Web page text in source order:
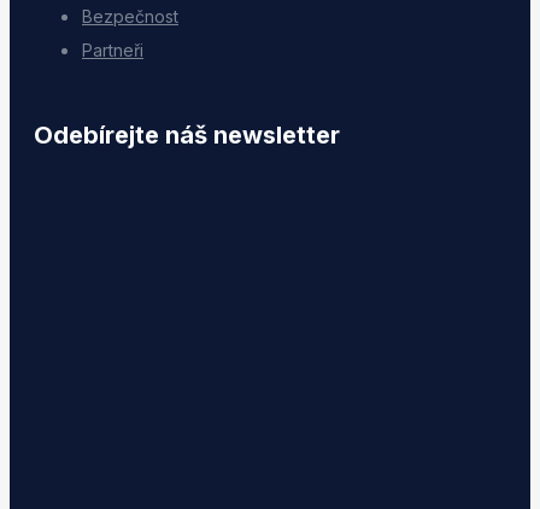
Bezpečnost
Partneři
Odebírejte náš newsletter